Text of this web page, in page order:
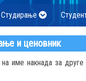
Студирање
и ценовник
име накнада за